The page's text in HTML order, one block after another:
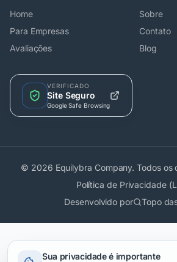
Home
Sobre
Para Empresas
Contato
Avaliações
Blog
VERIFICADO
Site Seguro
Google Safe Browsing
© 2026 Equilybra Company. Todos os
Política de Privacidade
Desenvolvido por
Topo
Sua privacidade é importante